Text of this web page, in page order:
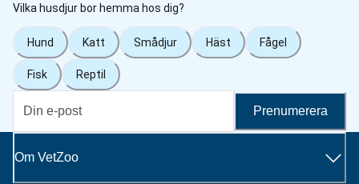
Vilka husdjur bor hemma hos dig?
Hund Katt Smådjur Häst Fågel
Fisk Reptil
Prenumerera
Om VetZoo